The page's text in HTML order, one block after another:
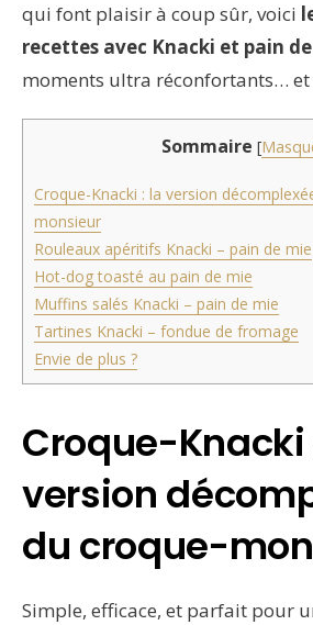
qui font plaisir à coup sûr, voici
recettes avec Knacki et pain
moments ultra réconfortants… et
Sommaire [
Croque-Knacki : la version
monsieur
Rouleaux apéritifs Knacki – pain de mie
Hot-dog toasté au pain de mie
Muffins salés Knacki – pain de mie
Tartines Knacki – fondue de fromage
Envie de plus ?
Croque-Knacki
version
du croque-
Simple, efficace, et parfait pour